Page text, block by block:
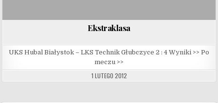
Ekstraklasa
UKS Hubal Białystok – LKS Technik Głubczyce 2 : 4 Wyniki >> Po
meczu >>
1 LUTEGO 2012